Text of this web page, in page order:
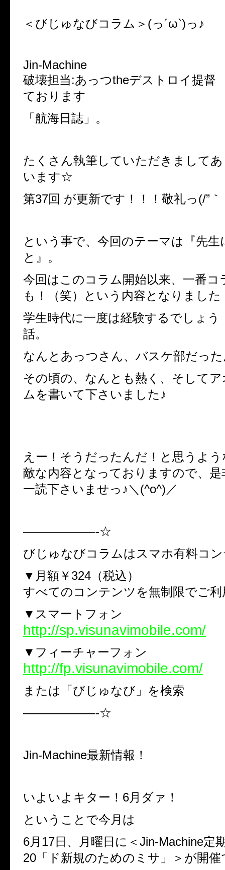
＜びじゅなびコラム＞(っ´ω`)っ♪
Jin-Machine
破壊担当:あっつtheデストロイ提
ております
「航海日誌」。
たくさん執筆していただきまして
います☆
第37回 が更新です！！！敬礼っ(/”
という事で、今回のテーマは『先
と』。
今回はこのコラム開始以来、一番コ
も！（笑）という内容となりました
学生時代に一度は経験するでしょう
話。
なんとあっつさん、バスケ部だっ
その頃の、なんとも熱く、そして
ムを書いて下さいました♪
えー！そうだったんだ！と思うよ
敵な内容となっておりますので、是
一読下さいませっ♪＼(^o^)／
——————-☆
びじゅなびコラムはスマホ有料コ
▼月額￥324（税込）
すべてのコンテンツを無制限でご
▼スマートフォン
http://sp.visunavimobile.com/
▼フィーチャーフォン
http://fp.visunavimobile.com/
または「びじゅなび」を検索
——————-☆
Jin-Machine最新情報！
いよいよキター！6月ダァ！
ということで今月は
6月17日、月曜日に＜Jin-Machine定
20「ド新規のためのミサ」＞が開催